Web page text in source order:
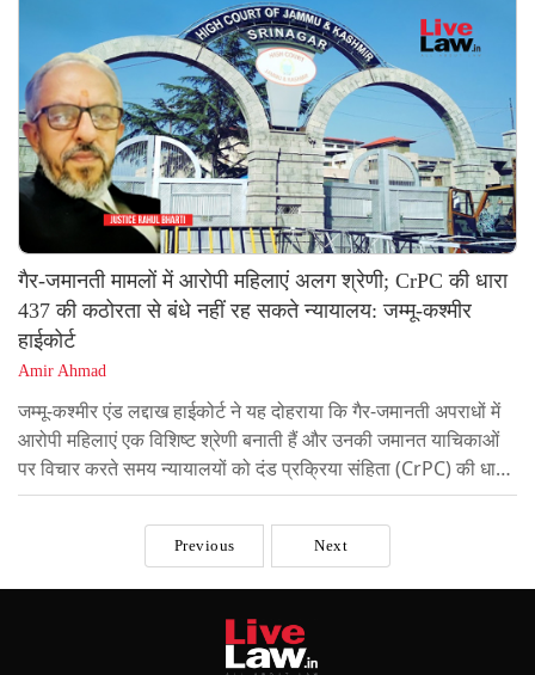
रखे गए रिकॉर्ड की जांच की और पाया कि स्क्रीनिंग कमेटी और सक्षम
अथॉरिटी ने कर्मचारी के FIR में...
गैर-जमानती मामलों में आरोपी महिलाएं अलग श्रेणी; CrPC की धारा
437 की कठोरता से बंधे नहीं रह सकते न्यायालय: जम्मू-कश्मीर
हाईकोर्ट
Amir Ahmad
जम्मू-कश्मीर एंड लद्दाख हाईकोर्ट ने यह दोहराया कि गैर-जमानती अपराधों में
आरोपी महिलाएं एक विशिष्ट श्रेणी बनाती हैं और उनकी जमानत याचिकाओं
पर विचार करते समय न्यायालयों को दंड प्रक्रिया संहिता (CrPC) की धारा
437 की कठोरता तक सीमित नहीं रहना चाहिए। अदालत ने हत्या के एक
मामले में तीन महिला विचाराधीन बंदियों को जमानत देते हुए कहा कि CrPC
की धारा 437(1) का प्रावधान मात्र औपचारिक नहीं बल्कि मानवीय विधायी
मंशा को दर्शाता है, जिसे न्यायिक विवेक में वास्तविक रूप से लागू किया जाना
Previous Next